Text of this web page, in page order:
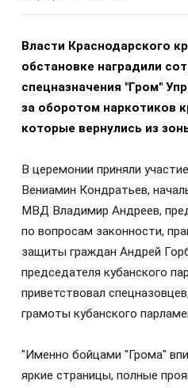
Власти Краснодарского
обстановке наградили
спецназначения "Гром"
за оборотом наркотиков
которые вернулись из
В церемонии приняли
Вениамин Кондратьев,
МВД Владимир Андреев,
по вопросам законности,
защиты граждан Андрей
председателя кубанского
приветствовал
грамоты кубанского
"Именно бойцами "Грома"
яркие страницы, полные